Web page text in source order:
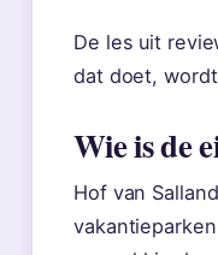
De les uit
dat doet,
Wie is de
Hof van